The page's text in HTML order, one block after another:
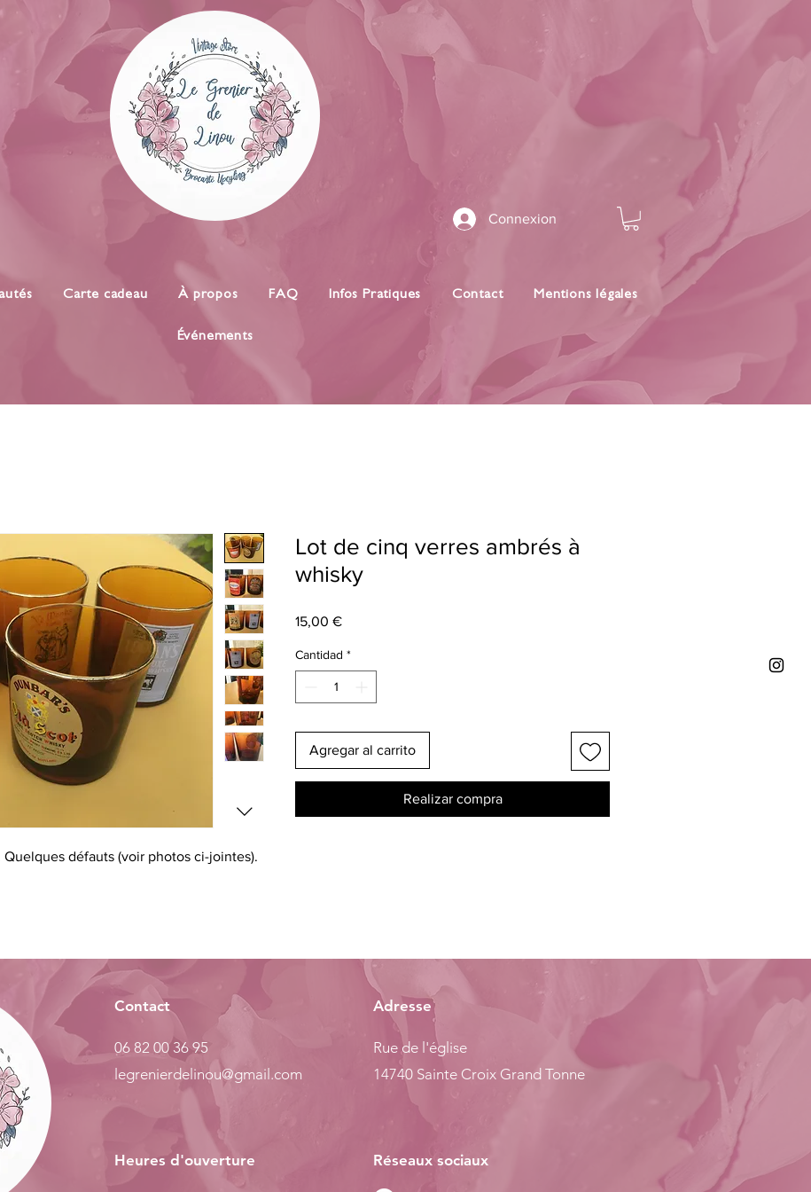
Connexion
Carte cadeau À propos FAQ Infos Pratiques Contact Mentions légales
Événements
défauts (voir photos ci-jointes).
Lot de cinq verres ambrés à
whisky
15,00 €Precio
Cantidad *
Agregar al carrito
Realizar compra
Contact
06 82 00 36 95
legrenierdelinou@gmail.com
Adresse
Rue de l'église
14740 Sainte Croix Grand Tonne
Heures d'ouverture Réseaux sociaux